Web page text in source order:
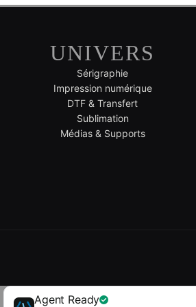
UNIVERS
Sérigraphie
Impression numérique
DTF & Transfert
Sublimation
Médias & Supports
Agent Ready